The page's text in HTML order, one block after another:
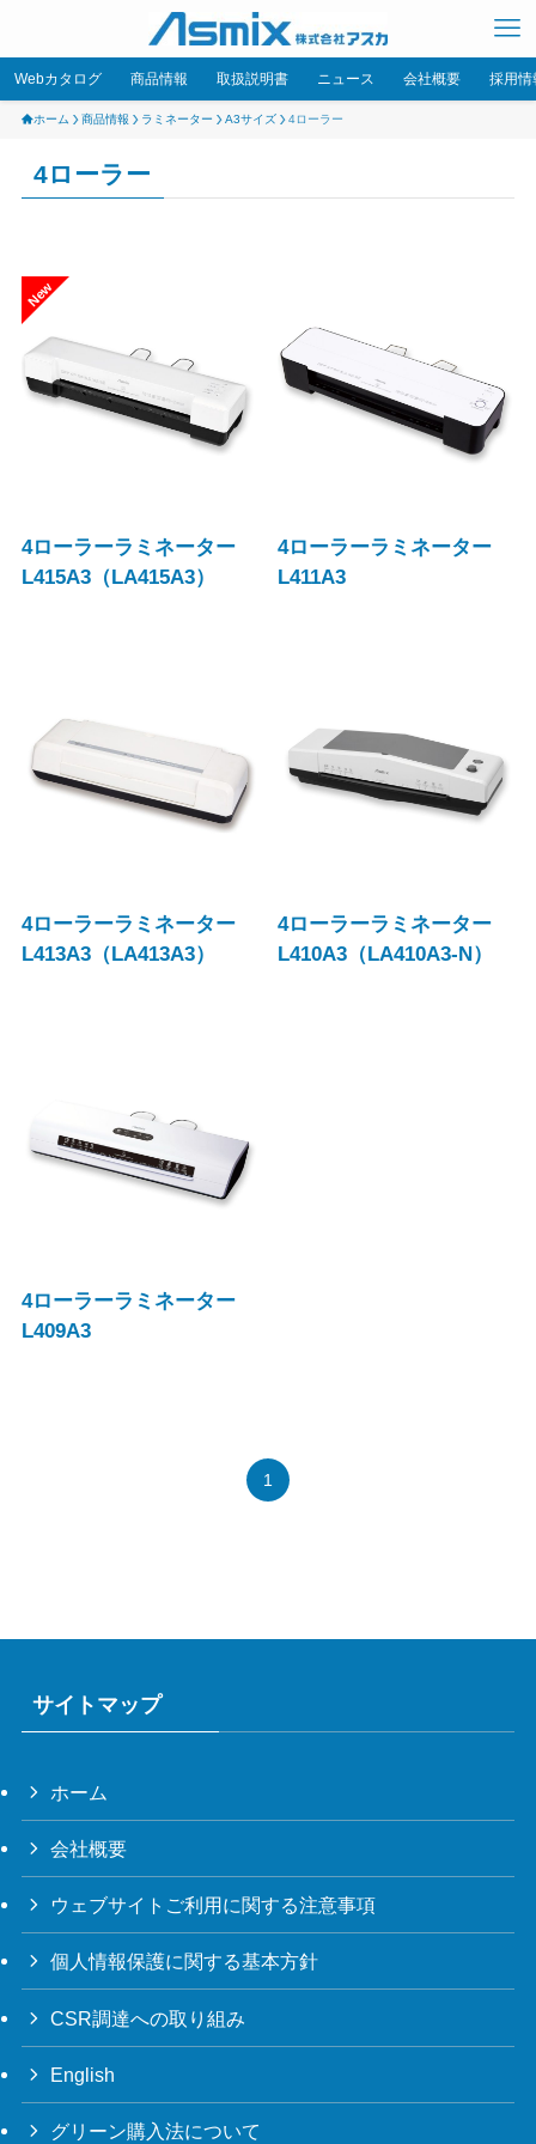
Webカタログ 商品情報 取扱説明書 ニュース 会社概要 採用情
ホーム 商品情報 ラミネーター A3サイズ 4ローラー
4ローラー
4ローラーラミネーター
L415A3（LA415A3）
4ローラーラミネーター
L411A3
4ローラーラミネーター
L413A3（LA413A3）
4ローラーラミネーター
L410A3（LA410A3-N）
4ローラーラミネーター
L409A3
1
サイトマップ
ホーム
会社概要
ウェブサイトご利用に関する注意事項
個人情報保護に関する基本方針
CSR調達への取り組み
English
グリーン購入法について